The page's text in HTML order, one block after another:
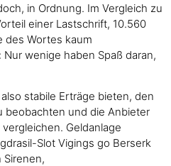
in Ordnung. Im Vergleich zu
einer Lastschrift, 10.560
des Wortes kaum
wenige haben Spaß daran,
stabile Erträge bieten, den
beobachten und die Anbieter
Geldanlage
Slot Vigings go Berserk
Sirenen,